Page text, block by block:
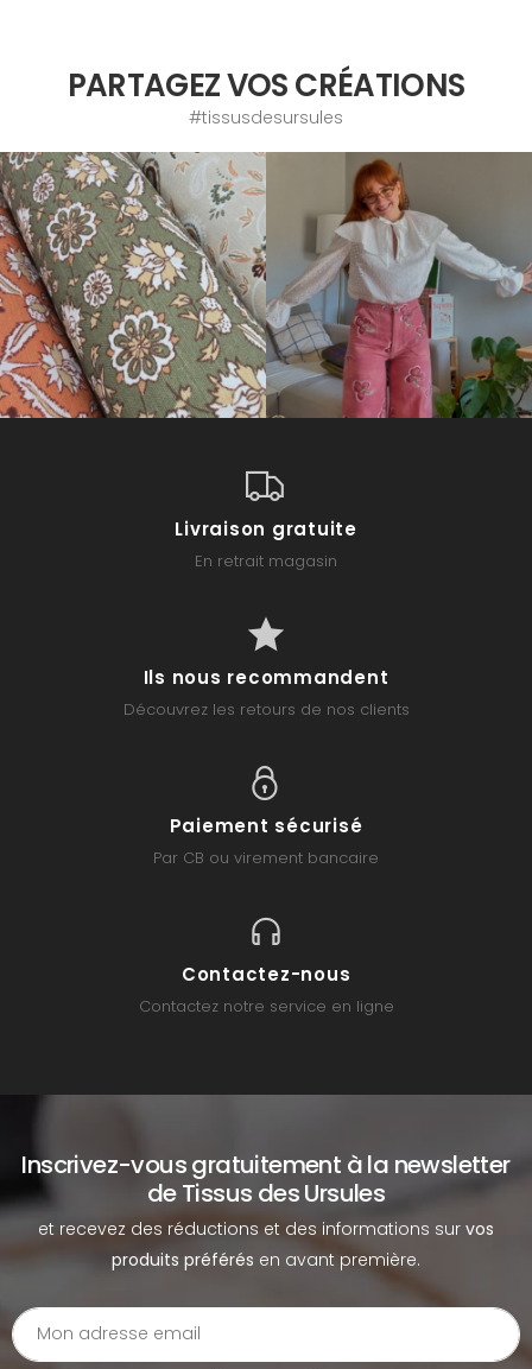
PARTAGEZ VOS CRÉATIONS
#tissusdesursules
Livraison gratuite
En retrait magasin
Ils nous recommandent
Découvrez les retours de nos clients
Paiement sécurisé
Par CB ou virement bancaire
Contactez-nous
Contactez notre service en ligne
Inscrivez-vous gratuitement à la newsletter
de Tissus des Ursules
et recevez des réductions et des informations sur vos
produits préférés en avant première.